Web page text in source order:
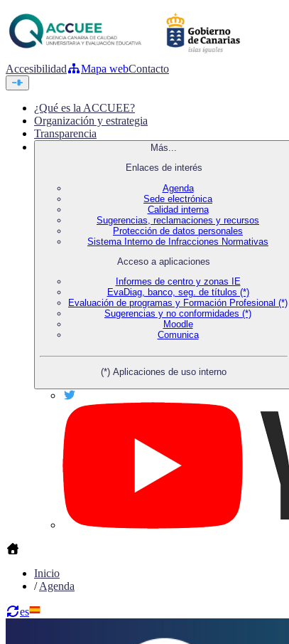
Accesibilidad Mapa webContacto
¿Qué es la ACCUEE?
Organización y estrategia
Transparencia
Más...
Enlaces de interés
Agenda
Sede electrónica
Calidad interna
Sugerencias, reclamaciones y recursos
Protección de datos personales
Sistema Interno de Infracciones Normativas
Acceso a aplicaciones
Informes de centro y zonas IE
EvaDiag, banco, seg. de títulos (*)
Evaluación de programas y Formación Profesional (*)
Sugerencias y no conformidades (*)
Moodle
Comunica
(*) Aplicaciones de uso interno
Inicio
/Agenda
es